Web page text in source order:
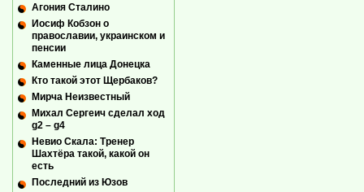
Агония Сталино
Иосиф Кобзон о
православии, украинском и
пенсии
Каменные лица Донецка
Кто такой этот Щербаков?
Мирча Неизвестный
Михал Сергеич сделал ход
g2 – g4
Невио Скала: Тренер
Шахтёра такой, какой он
есть
Последний из Юзов